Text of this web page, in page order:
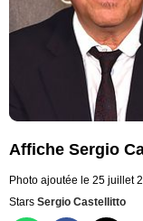
Affiche Sergio
Photo ajoutée le 25 juillet
Stars Sergio Castellitto